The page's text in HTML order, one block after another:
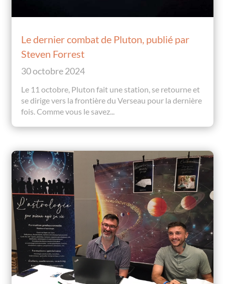
Le dernier combat de Pluton, publié par
Steven Forrest
30 octobre 2024
Le 11 octobre, Pluton fait une station, se retourne et
se dirige vers la frontière du Verseau pour la dernière
fois. Comme vous le savez...